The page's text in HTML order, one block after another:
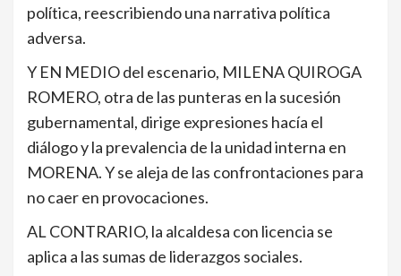
política, reescribiendo una narrativa política
adversa.
Y EN MEDIO del escenario, MILENA QUIROGA
ROMERO, otra de las punteras en la sucesión
gubernamental, dirige expresiones hacía el
diálogo y la prevalencia de la unidad interna en
MORENA. Y se aleja de las confrontaciones para
no caer en provocaciones.
AL CONTRARIO, la alcaldesa con licencia se
aplica a las sumas de liderazgos sociales.